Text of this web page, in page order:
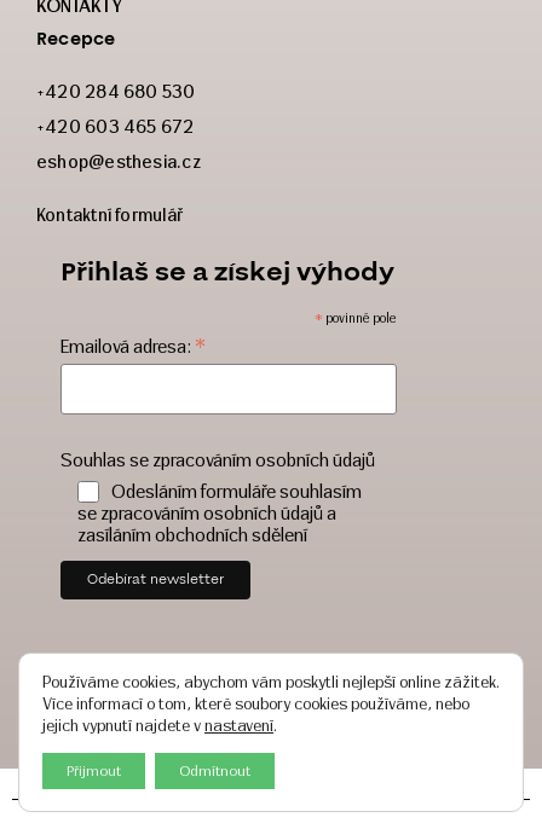
KONTAKTY
Recepce
+420 284 680 530
+420 603 465 672
eshop@esthesia.cz
Kontaktní formulář
Přihlaš se a získej výhody
* povinné pole
Emailová adresa: *
Souhlas se zpracováním osobních údajů
Odesláním formuláře souhlasím
se zpracováním osobních údajů a
zasíláním obchodních sdělení
Používáme cookies, abychom vám poskytli nejlepší online zážitek.
Více informací o tom, které soubory cookies používáme, nebo
jejich vypnutí najdete vnastavení.
Přijmout Odmítnout